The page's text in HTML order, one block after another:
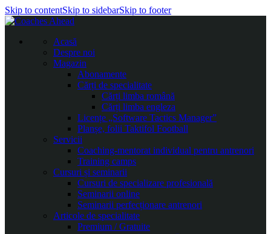
Skip to contentSkip to sidebarSkip to footer
Acasă
Despre noi
Magazin
Abonamente
Cărți de specialitate
Cărți limba română
Cărți limba engleza
Licențe „Software Tactics Manager”
Planșe, folii Taktifol Football
Servicii
Coaching-mentorat individual pentru antrenori
Training camps
Cursuri și seminarii
Cursuri de specializare profesională
Seminarii online
Seminarii perfecționare antrenori
Articole de specialitate
Premium / Gratuite